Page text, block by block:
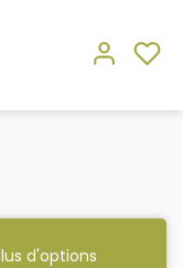
d'options